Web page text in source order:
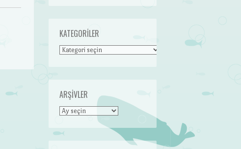
KATEGORILER
Kategoriler
ARŞIVLER
Arşivler